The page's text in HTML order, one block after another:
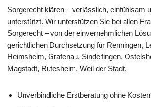
Sorgerecht klären – verlässlich, einfühlsam
unterstützt. Wir unterstützen Sie bei allen
Sorgerecht – von der einvernehmlichen
gerichtlichen Durchsetzung für Renningen,
Heimsheim, Grafenau, Sindelfingen,
Magstadt, Rutesheim, Weil der Stadt.
Unverbindliche Erstberatung ohne